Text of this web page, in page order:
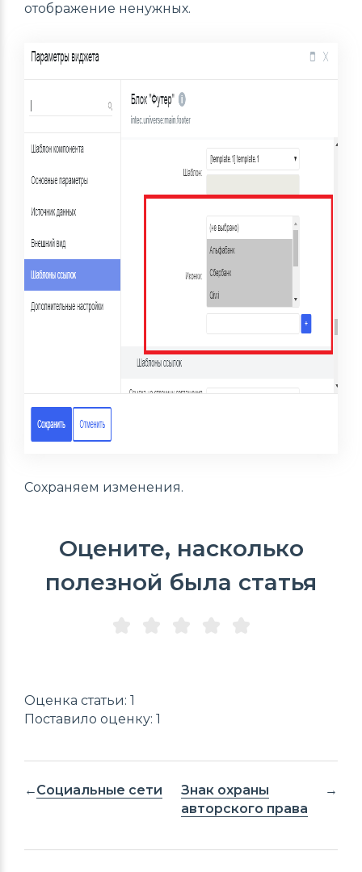
отображение ненужных.
Сохраняем изменения.
Оцените, насколько
полезной была статья
Оценка статьи: 1
Поставило оценку: 1
Социальные сети
Знак охраны
авторского права